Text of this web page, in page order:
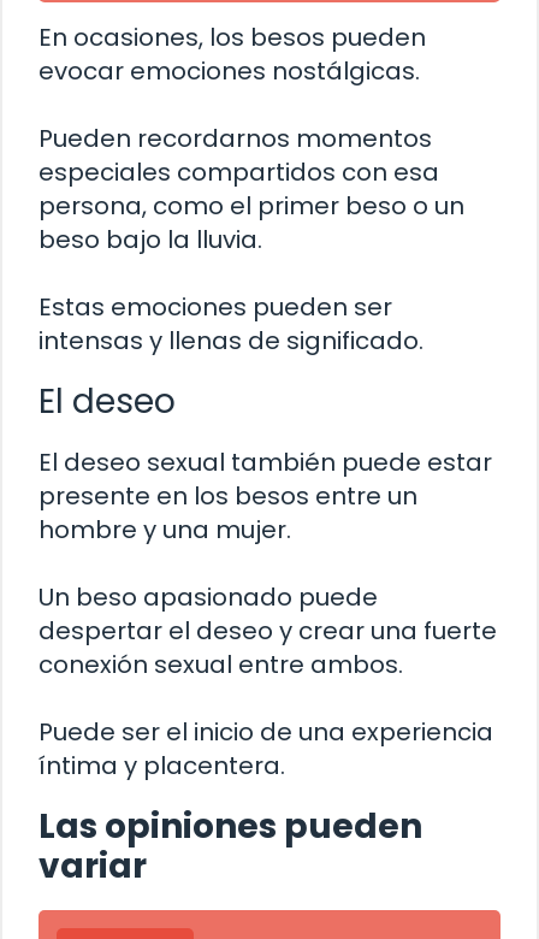
En ocasiones, los besos pueden
evocar emociones nostálgicas.
Pueden recordarnos momentos
especiales compartidos con esa
persona, como el primer beso o un
beso bajo la lluvia.
Estas emociones pueden ser
intensas y llenas de significado.
El deseo
El deseo sexual también puede estar
presente en los besos entre un
hombre y una mujer.
Un beso apasionado puede
despertar el deseo y crear una fuerte
conexión sexual entre ambos.
Puede ser el inicio de una experiencia
íntima y placentera.
Las opiniones pueden
variar